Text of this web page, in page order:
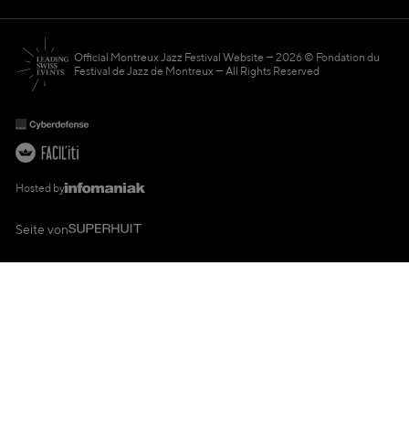
Official Montreux Jazz Festival Website
2026 © Fondation du
Festival de Jazz de Montreux — All Rights Reserved
Hosted by
Seite von